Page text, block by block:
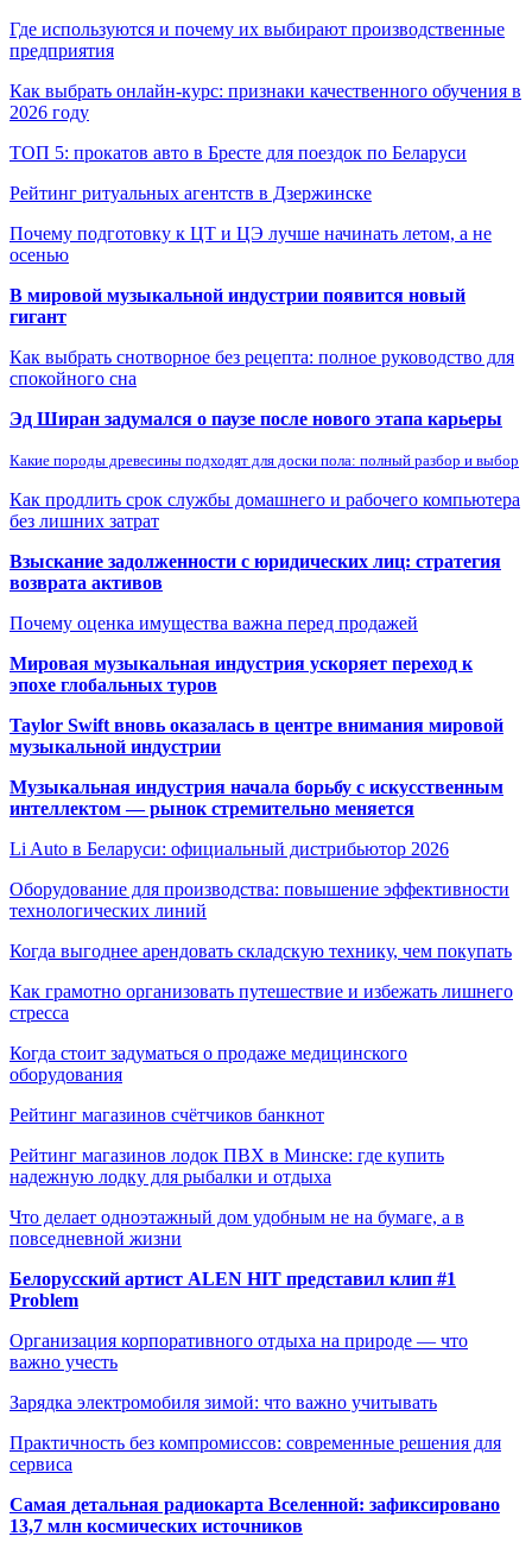
Где используются и почему их выбирают производственные
предприятия
Как выбрать онлайн-курс: признаки качественного обучения в
2026 году
ТОП 5: прокатов авто в Бресте для поездок по Беларуси
Рейтинг ритуальных агентств в Дзержинске
Почему подготовку к ЦТ и ЦЭ лучше начинать летом, а не
осенью
В мировой музыкальной индустрии появится новый
гигант
Как выбрать снотворное без рецепта: полное руководство для
спокойного сна
Эд Ширан задумался о паузе после нового этапа карьеры
Какие породы древесины подходят для доски пола: полный разбор и выбор
Как продлить срок службы домашнего и рабочего компьютера
без лишних затрат
Взыскание задолженности с юридических лиц: стратегия
возврата активов
Почему оценка имущества важна перед продажей
Мировая музыкальная индустрия ускоряет переход к
эпохе глобальных туров
Taylor Swift вновь оказалась в центре внимания мировой
музыкальной индустрии
Музыкальная индустрия начала борьбу с искусственным
интеллектом — рынок стремительно меняется
Li Auto в Беларуси: официальный дистрибьютор 2026
Оборудование для производства: повышение эффективности
технологических линий
Когда выгоднее арендовать складскую технику, чем покупать
Как грамотно организовать путешествие и избежать лишнего
стресса
Когда стоит задуматься о продаже медицинского
оборудования
Рейтинг магазинов счётчиков банкнот
Рейтинг магазинов лодок ПВХ в Минске: где купить
надежную лодку для рыбалки и отдыха
Что делает одноэтажный дом удобным не на бумаге, а в
повседневной жизни
Белорусский артист ALEN HIT представил клип #1
Problem
Организация корпоративного отдыха на природе — что
важно учесть
Зарядка электромобиля зимой: что важно учитывать
Практичность без компромиссов: современные решения для
сервиса
Самая детальная радиокарта Вселенной: зафиксировано
13,7 млн космических источников